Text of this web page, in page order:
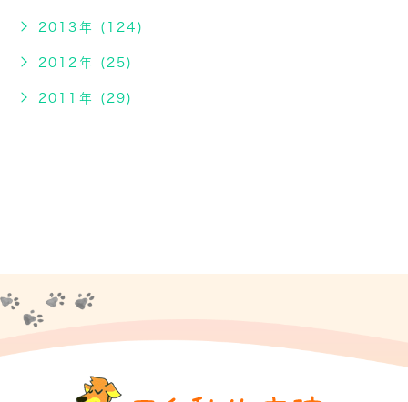
2013年 (124)
2012年 (25)
2011年 (29)